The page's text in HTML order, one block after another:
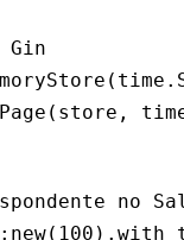
Gin
(store,
no
new( 100 ) .